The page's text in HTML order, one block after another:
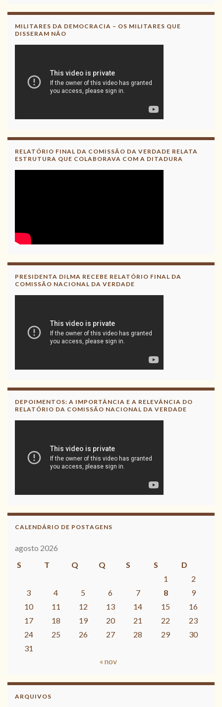
CNV
Leia, divulgue!
MILITARES DA DEMOCRACIA – OS MILITARES QUE
DISSERAM NÃO
RELATÓRIO FINAL DA COMISSÃO DA VERDADE RELATA
ESTRUTURA QUE COLABORAVA COM A DITADURA
PRESIDENTA DILMA RECEBE RELATÓRIO FINAL DA
COMISSÃO NACIONAL DA VERDADE
DEPOIMENTOS: A IMPORTÂNCIA E A RELEVÂNCIA DO
RELATÓRIO DA COMISSÃO NACIONAL DA VERDADE
CALENDÁRIO DE POSTAGENS
agosto 2026
S
T Q Q S S
D
1
2
3
4 5 6 7 8
9
10
11 12 13 14 15
16
17
18 19 20 21 22
23
24
25 26 27 28 29
30
31
« nov
ARQUIVOS